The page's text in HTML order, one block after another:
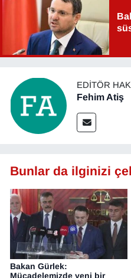
EDITÖR
Fehim Atiş
Bunlar da ilginizi
Bakan Gürlek:
Mücadelemizde yeni bir